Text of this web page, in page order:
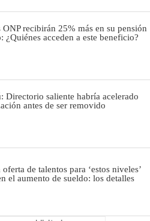
ONP recibirán 25% más en su pensión
¿Quiénes acceden a este beneficio?
Directorio saliente habría acelerado
antes de ser removido
oferta de talentos para ‘estos niveles’
el aumento de sueldo: los detalles